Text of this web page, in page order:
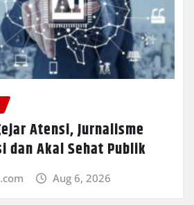
Atensi, Jurnalisme
dan Akal Sehat Publik
Aug 6, 2026